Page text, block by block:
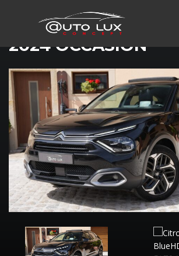
CITROEN C4 1.5 BLUEHDI 130 EAT8 MAX
2024 OCCASION